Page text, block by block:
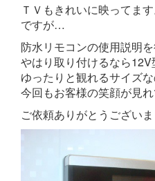
ＴＶもきれいに映ってま
ですが…
防水リモコンの使用説明を
やはり取り付けるなら
ゆったりと観れるサイズ
今回もお客様の笑顔が見れ
ご依頼ありがとうございま